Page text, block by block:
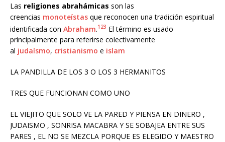
Las religiones abrahámicas son las
creencias monoteístas que reconocen una tradición espiritual
identificada con Abraham.1 23 ​ El término es usado
principalmente para referirse colectivamente
al judaísmo, cristianismo e islam
LA PANDILLA DE LOS 3 O LOS 3 HERMANITOS
TRES QUE FUNCIONAN COMO UNO
EL VIEJITO QUE SOLO VE LA PARED Y PIENSA EN DINERO ,
JUDAISMO , SONRISA MACABRA Y SE SOBAJEA ENTRE SUS
PARES , EL NO SE MEZCLA PORQUE ES ELEGIDO Y MAESTRO